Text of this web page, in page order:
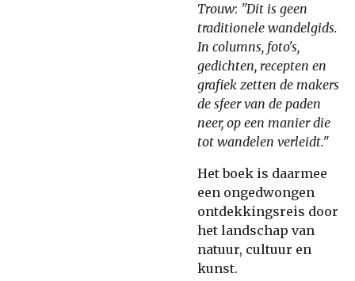
Trouw: "Dit is geen
traditionele wandelgids.
In columns, foto's,
gedichten, recepten en
grafiek zetten de makers
de sfeer van de paden
neer, op een manier die
tot wandelen verleidt."
Het boek is daarmee
een ongedwongen
ontdekkingsreis door
het landschap van
natuur, cultuur en
kunst.